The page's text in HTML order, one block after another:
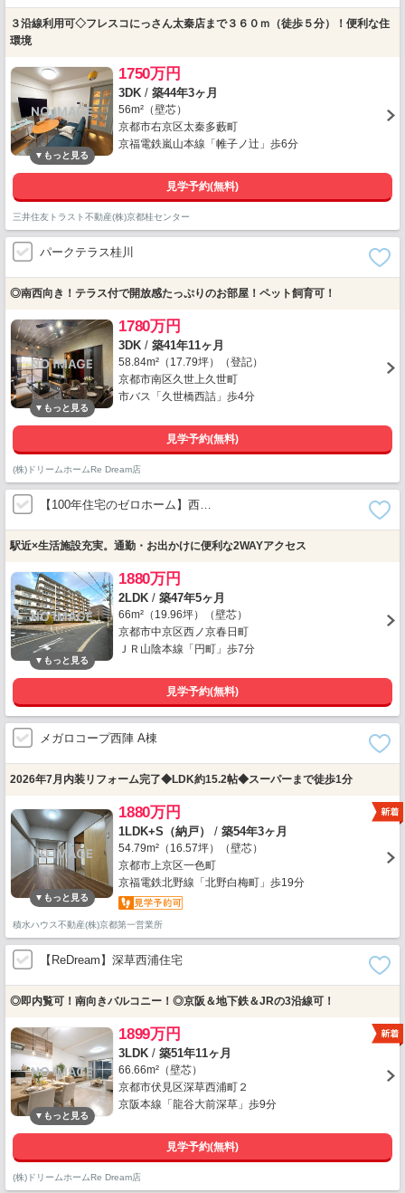
３沿線利用可◇フレスコにっさん太秦店まで３６０ｍ（徒歩５分）！便利な住
環境
1750万円
3DK / 築44年3ヶ月
56m²（壁芯）
京都市右京区太秦多藪町
京福電鉄嵐山本線「帷子ノ辻」歩6分
見学予約(無料)
三井住友トラスト不動産(株)京都桂センター
パークテラス桂川
◎南西向き！テラス付で開放感たっぷりのお部屋！ペット飼育可！
1780万円
3DK / 築41年11ヶ月
58.84m²（17.79坪）（登記）
京都市南区久世上久世町
市バス「久世橋西詰」歩4分
見学予約(無料)
(株)ドリームホームRe Dream店
【100年住宅のゼロホーム】西…
駅近×生活施設充実。通勤・お出かけに便利な2WAYアクセス
1880万円
2LDK / 築47年5ヶ月
66m²（19.96坪）（壁芯）
京都市中京区西ノ京春日町
ＪＲ山陰本線「円町」歩7分
見学予約(無料)
メガロコープ西陣 A棟
2026年7月内装リフォーム完了◆LDK約15.2帖◆スーパーまで徒歩1分
1880万円
1LDK+S（納戸） / 築54年3ヶ月
54.79m²（16.57坪）（壁芯）
京都市上京区一色町
京福電鉄北野線「北野白梅町」歩19分
積水ハウス不動産(株)京都第一営業所
【ReDream】深草西浦住宅
◎即内覧可！南向きバルコニー！◎京阪＆地下鉄＆JRの3沿線可！
1899万円
3LDK / 築51年11ヶ月
66.66m²（壁芯）
京都市伏見区深草西浦町２
京阪本線「龍谷大前深草」歩9分
見学予約(無料)
(株)ドリームホームRe Dream店